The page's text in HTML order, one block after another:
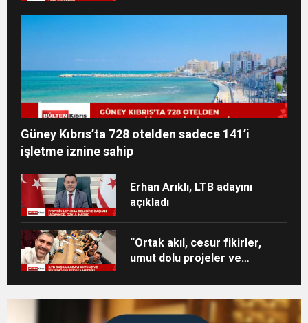
Güney Kıbrıs’ta 728 otelden sadece 141’i
işletme iznine sahip
Erhan Arıklı, LTB adayını
açıkladı
“Ortak akıl, cesur fikirler,
umut dolu projeler ve